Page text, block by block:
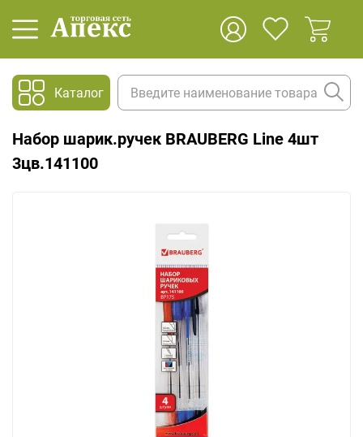
Каталог
Набор шарик.ручек BRAUBERG Line 4шт
3цв.141100